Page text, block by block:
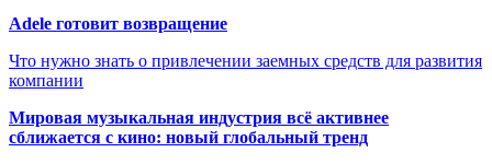
Adele готовит возвращение
Что нужно знать о привлечении заемных средств для развития
компании
Мировая музыкальная индустрия всё активнее
сближается с кино: новый глобальный тренд